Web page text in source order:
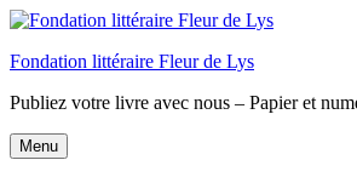
Aller
contenu
Fondation littéraire Fleur de Lys
Publiez votre livre avec nous – Papier et
Menu